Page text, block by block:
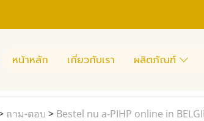
หน้าหลัก เกี่ยวกับเรา ผลิตภัณฑ์
ถาม-ตอบ > Bestel nu a-PIHP online in